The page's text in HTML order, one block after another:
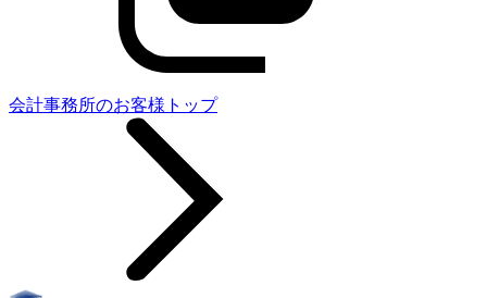
会計事務所のお客様トップ